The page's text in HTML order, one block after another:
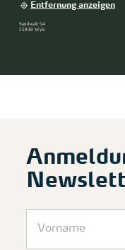
Entfernung anzeigen
Sandwall 54
25938 Wyk